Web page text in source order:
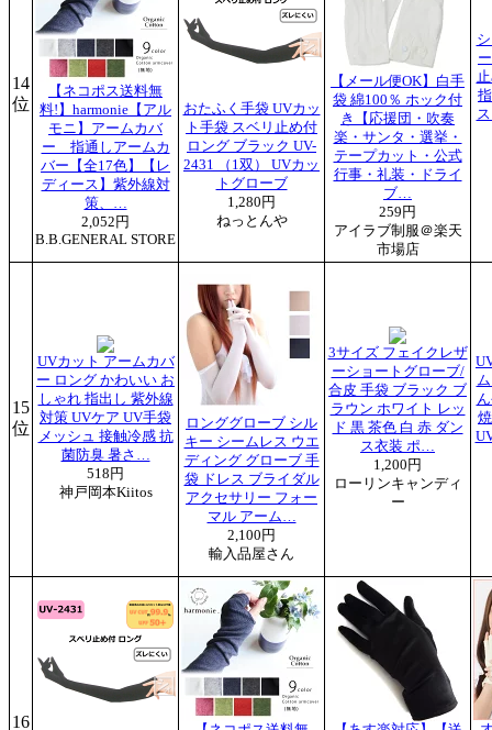
14
位
【ネコポス送料無
料!】harmonie【アル
モニ】アームカバ
ー 指通しアームカ
バー【全17色】【レ
ディース】紫外線対
策、…
2,052円
B.B.GENERAL STORE
おたふく手袋 UVカッ
ト手袋 スベリ止め付
ロング ブラック UV-
2431 （1双） UVカッ
トグローブ
1,280円
ねっとんや
【メール便OK】白手
袋 綿100％ ホック付
き【応援団・吹奏
楽・サンタ・選挙・
テープカット・公式
行事・礼装・ドライ
ブ…
259円
アイラブ制服＠楽天
市場店
15
位
UVカット アームカバ
ー ロング かわいい お
しゃれ 指出し 紫外線
対策 UVケア UV手袋
メッシュ 接触冷感 抗
菌防臭 暑さ…
518円
神戸岡本Kiitos
ロンググローブ シル
キー シームレス ウエ
ディング グローブ 手
袋 ドレス ブライダル
アクセサリー フォー
マル アーム…
2,100円
輸入品屋さん
3サイズ フェイクレザ
ーショートグローブ/
合皮 手袋 ブラック ブ
ラウン ホワイト レッ
ド 黒 茶色 白 赤 ダン
ス衣装 ポ…
1,200円
ローリンキャンディ
ー
16